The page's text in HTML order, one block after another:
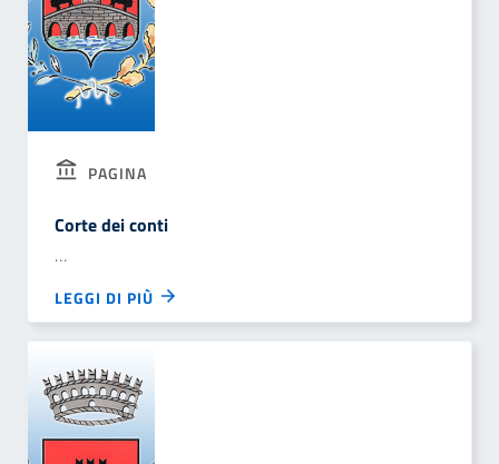
PAGINA
Corte dei conti
…
LEGGI DI PIÙ